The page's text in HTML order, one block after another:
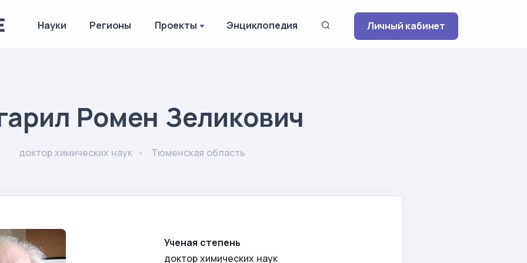
Науки Регионы Проекты Энциклопедия Личный кабинет
Ромен Зеликович
доктор химических наук Тюменская область
Ученая степень
доктор химических наук